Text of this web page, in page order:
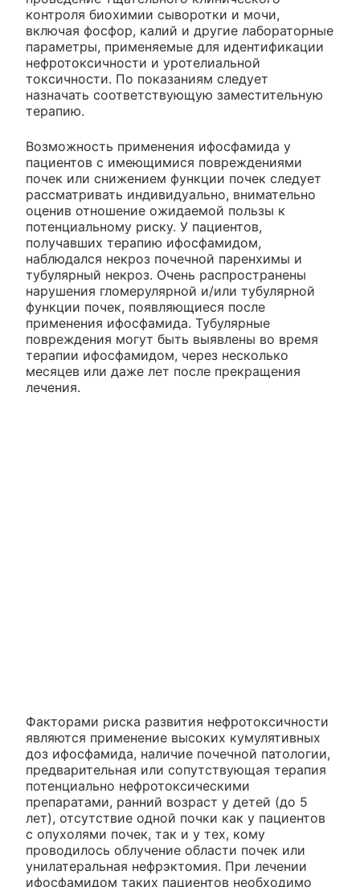
контроля биохимии сыворотки и мочи,
включая фосфор, калий и другие лабораторные
параметры, применяемые для идентификации
нефротоксичности и уротелиальной
токсичности. По показаниям следует
назначать соответствующую заместительную
терапию.
Возможность применения ифосфамида у
пациентов с имеющимися повреждениями
почек или снижением функции почек следует
рассматривать индивидуально, внимательно
оценив отношение ожидаемой пользы к
потенциальному риску. У пациентов,
получавших терапию ифосфамидом,
наблюдался некроз почечной паренхимы и
тубулярный некроз. Очень распространены
нарушения гломерулярной и/или тубулярной
функции почек, появляющиеся после
применения ифосфамида. Тубулярные
повреждения могут быть выявлены во время
терапии ифосфамидом, через несколько
месяцев или даже лет после прекращения
лечения.
Факторами риска развития нефротоксичности
являются применение высоких кумулятивных
доз ифосфамида, наличие почечной патологии,
предварительная или сопутствующая терапия
потенциально нефротоксическими
препаратами, ранний возраст у детей (до 5
лет), отсутствие одной почки как у пациентов
с опухолями почек, так и у тех, кому
проводилось облучение области почек или
унилатеральная нефрэктомия. При лечении
ифосфамидом таких пациентов необходимо